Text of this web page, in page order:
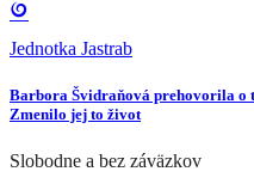
Jednotka Jastrab
Barbora Švidraňová prehovorila o
Zmenilo jej to život
Slobodne a bez záväzkov